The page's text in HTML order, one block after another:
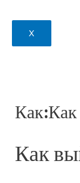
X
Как:Как
Как